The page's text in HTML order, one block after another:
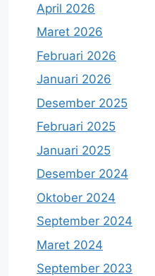
April 2026
Maret 2026
Februari 2026
Januari 2026
Desember 2025
Februari 2025
Januari 2025
Desember 2024
Oktober 2024
September 2024
Maret 2024
September 2023